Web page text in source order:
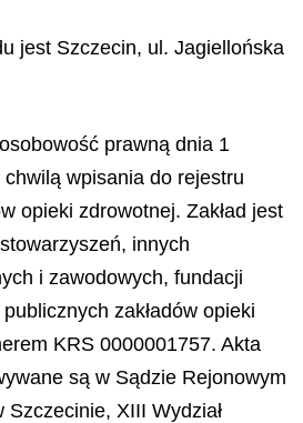
jest Szczecin, ul. Jagiellońska
prawną dnia 1
wpisania do rejestru
opieki zdrowotnej. Zakład jest
innych
i zawodowych, fundacji
zakładów opieki
KRS 0000001757. Akta
są w Sądzie Rejonowym
XIII Wydział